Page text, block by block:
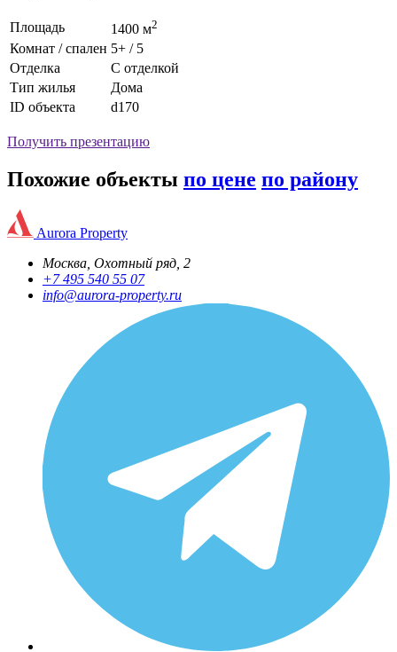
Площадь 1400 м2
Комнат / спален 5+ / 5
Отделка
С отделкой
Тип жилья
Дома
ID объекта
d170
Получить презентацию
Похожие объекты по цене по району
Aurora Property
Москва, Охотный ряд, 2
+7 495 540 55 07
info@aurora-property.ru